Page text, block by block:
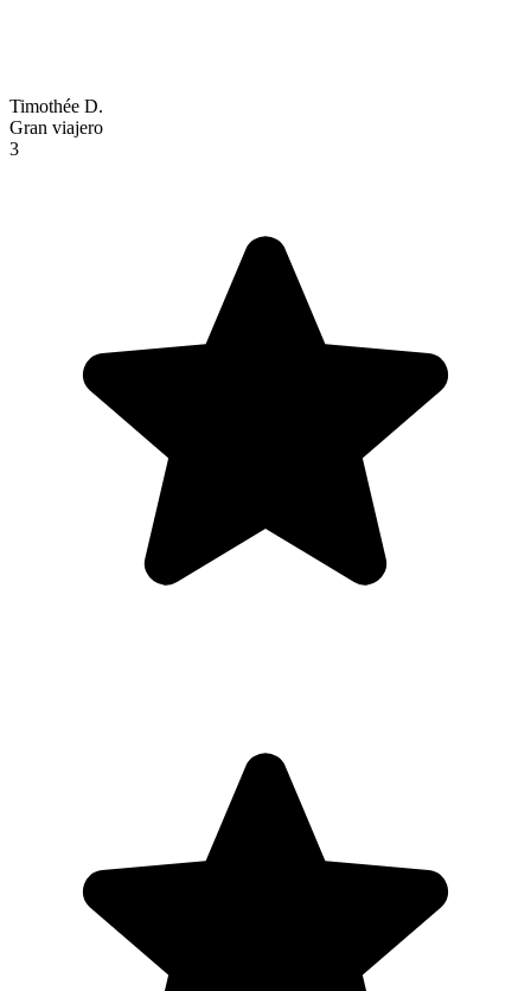
Timothée D.
Gran viajero
3